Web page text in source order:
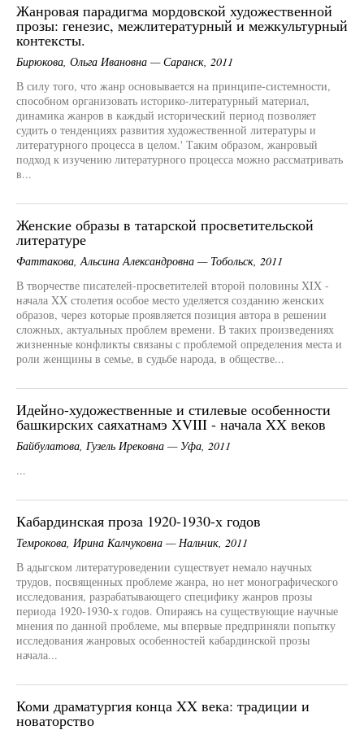
Жанровая парадигма мордовской художественной
прозы: генезис, межлитературный и межкультурный
контексты.
Бирюкова, Ольга Ивановна — Саранск, 2011
В силу того, что жанр основывается на принципе-системности,
способном организовать историко-литературный материал,
динамика жанров в каждый исторический период позволяет
судить о тенденциях развития художественной литературы и
литературного процесса в целом.' Таким образом, жанровый
подход к изучению литературного процесса можно рассматривать
в...
Женские образы в татарской просветительской
литературе
Фаттакова, Альсина Александровна — Тобольск, 2011
В творчестве писателей-просветителей второй половины XIX -
начала XX столетия особое место уделяется созданию женских
образов, через которые проявляется позиция автора в решении
сложных, актуальных проблем времени. В таких произведениях
жизненные конфликты связаны с проблемой определения места и
роли женщины в семье, в судьбе народа, в обществе...
Идейно-художественные и стилевые особенности
башкирских саяхатнамэ XVIII - начала XX веков
Байбулатова, Гузель Ирековна — Уфа, 2011
...
Кабардинская проза 1920-1930-х годов
Темрокова, Ирина Калчуковна — Нальчик, 2011
В адыгском литературоведении существует немало научных
трудов, посвященных проблеме жанра, но нет монографического
исследования, разрабатывающего специфику жанров прозы
периода 1920-1930-х годов. Опираясь на существующие научные
мнения по данной проблеме, мы впервые предприняли попытку
исследования жанровых особенностей кабардинской прозы
начала...
Коми драматургия конца XX века: традиции и
новаторство